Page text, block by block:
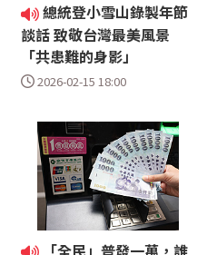
總統登小雪山錄製年節
談話 致敬台灣最美風景
「共患難的身影」
2026-02-15 18:00
「全民」普發一萬，誰